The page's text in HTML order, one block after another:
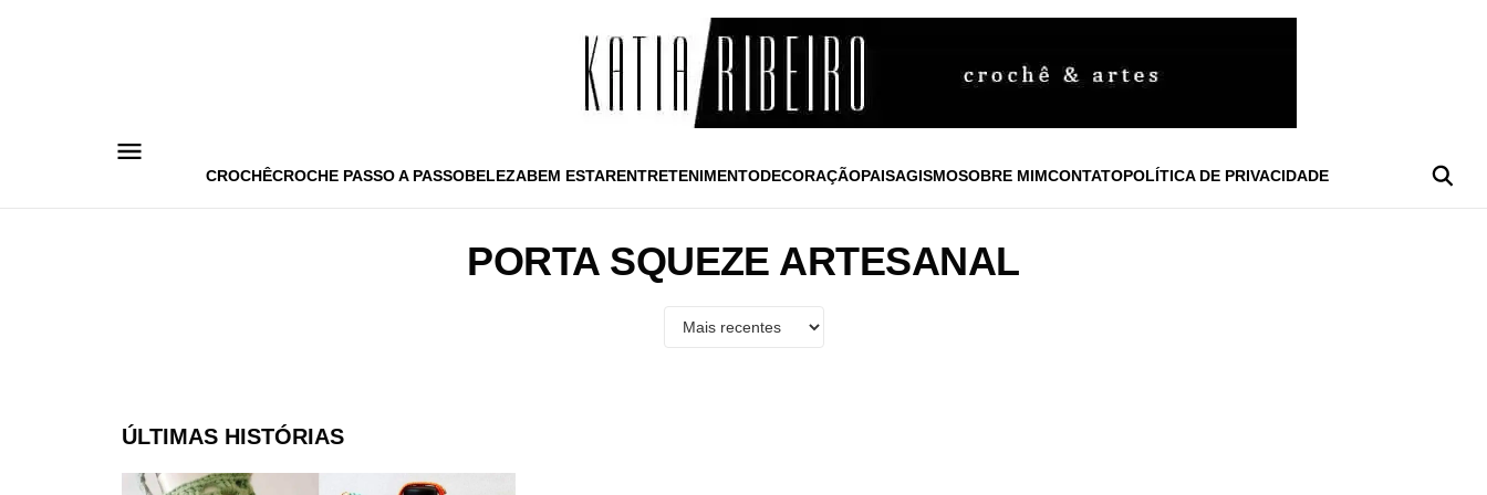
CROCHÊCROCHE PASSO A PASSOBELEZABEM ESTARENTRETENIMENTODECORAÇÃOPAISAGISMOSOBRE MIMCONTATOPOLÍTICA DE PRIVACIDADE
PORTA SQUEZE ARTESANAL
ÚLTIMAS HISTÓRIAS